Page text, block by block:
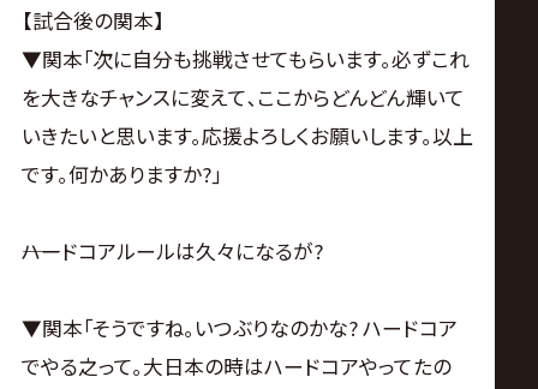
【試合後の関本】
▼関本｢次に自分も挑戦させてもらいます｡必ずこれ
を大きなチャンスに変えて､ここからどんどん輝いて
いきたいと思います｡応援よろしくお願いします｡以上
です｡何かありますか?｣
――ハードコアルールは久々になるが?
▼関本｢そうですね｡いつぶりなのかな? ハードコア
でやる之って｡大日本の時はハードコアやってたの